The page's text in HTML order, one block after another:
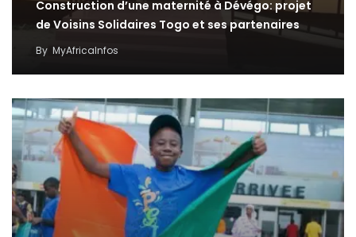
Construction d’une maternité à Dévégo: projet
de Voisins Solidaires Togo et ses partenaires
By MyAfricaInfos